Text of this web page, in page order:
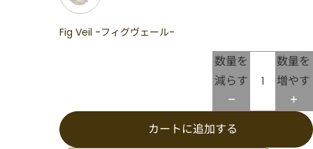
Fig Veil -フィグヴェール-
数量を
減らす
数量を
増やす
カートに追加する